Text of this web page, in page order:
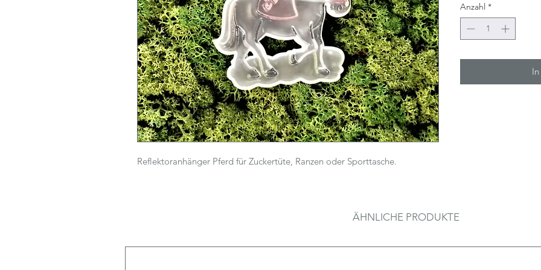
Reflektoranhänger Pferd für Zuckertüte, Ranzen oder Sporttasche.
Anzahl *
ÄHNLICHE PRODUKTE